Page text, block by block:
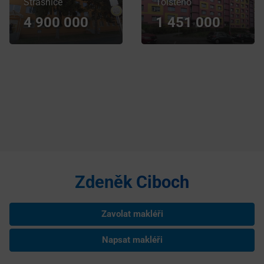
4 900 000 1 451 000
Zdeněk Ciboch
Zavolat makléři
Napsat makléři